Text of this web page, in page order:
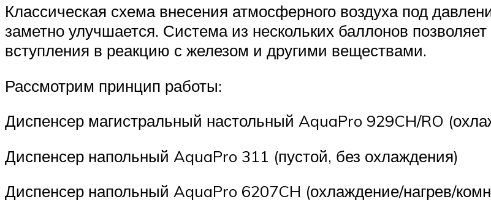
Классическая схема внесения атмосферного воздуха под
заметно улучшается. Система из нескольких баллонов
вступления в реакцию с железом и другими веществами.
Рассмотрим принцип работы:
Диспенсер магистральный настольный AquaPro 929CH/RO
Диспенсер напольный AquaPro 311 (пустой, без охлаждения)
Диспенсер напольный AquaPro 6207CH (охлаждение/нагрев/